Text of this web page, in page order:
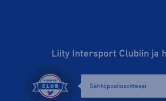
Liity Intersport Clubiin ja